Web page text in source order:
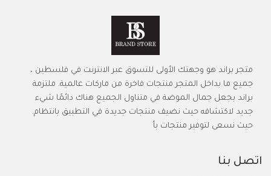
متجر براند هو وجهتك الأولى للتسوق عبر الانترنت في فلسطين ،
جميع ما بداخل المتجر منتجات فاخرة من ماركات عالمية. ملتزمة
براند بجعل جمال الموضة في متناول الجميع هناك دائمًا شيء
جديد لاكتشافه حيث نضيف منتجات جديدة في التطبيق بانتظام.
حيث نسعى لتوفير منتجات بأ
اتصل بنا